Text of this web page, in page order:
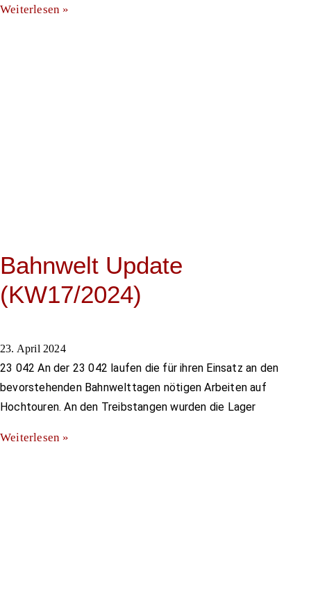
Weiterlesen »
Bahnwelt Update
(KW17/2024)
23. April 2024
23 042 An der 23 042 laufen die für ihren Einsatz an den
bevorstehenden Bahnwelttagen nötigen Arbeiten auf
Hochtouren. An den Treibstangen wurden die Lager
Weiterlesen »